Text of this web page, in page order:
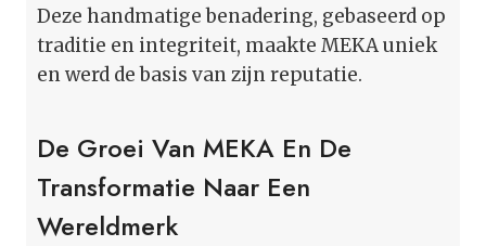
Deze handmatige benadering, gebaseerd op
traditie en integriteit, maakte MEKA uniek
en werd de basis van zijn reputatie.
De Groei Van MEKA En De
Transformatie Naar Een
Wereldmerk